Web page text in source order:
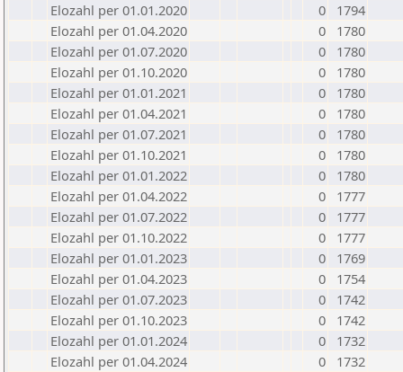
Elozahl per 01.01.2020
0
1794
Elozahl per 01.04.2020
0
1780
Elozahl per 01.07.2020
0
1780
Elozahl per 01.10.2020
0
1780
Elozahl per 01.01.2021
0
1780
Elozahl per 01.04.2021
0
1780
Elozahl per 01.07.2021
0
1780
Elozahl per 01.10.2021
0
1780
Elozahl per 01.01.2022
0
1780
Elozahl per 01.04.2022
0
1777
Elozahl per 01.07.2022
0
1777
Elozahl per 01.10.2022
0
1777
Elozahl per 01.01.2023
0
1769
Elozahl per 01.04.2023
0
1754
Elozahl per 01.07.2023
0
1742
Elozahl per 01.10.2023
0
1742
Elozahl per 01.01.2024
0
1732
Elozahl per 01.04.2024
0
1732